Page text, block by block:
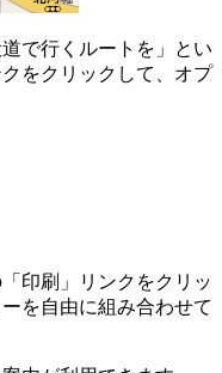
で行くルートを」とい
をクリックして、オプ
印刷」リンクをクリッ
を自由に組み合わせて